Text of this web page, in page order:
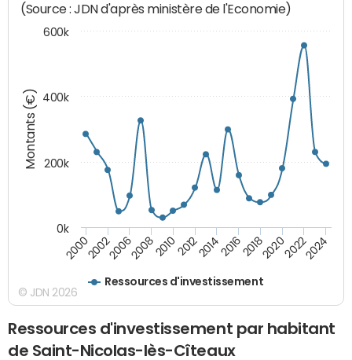
Montants (€)
(Source : JDN d'après ministère de l'Economie)
Ressources d'investissement
200020022006200820102012201420162018202020222024
0k
200k
400k
600k
© JDN 2026
Ressources d'investissement par habitant
de Saint-Nicolas-lès-Cîteaux